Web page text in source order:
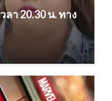
ลา 20.30 น. ทาง